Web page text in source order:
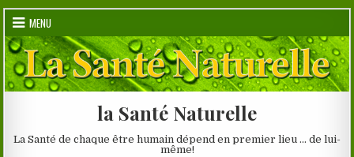
Skip
content
MENU
la Santé Naturelle
La Santé de chaque être humain dépend en premier lieu … de lui-
même!